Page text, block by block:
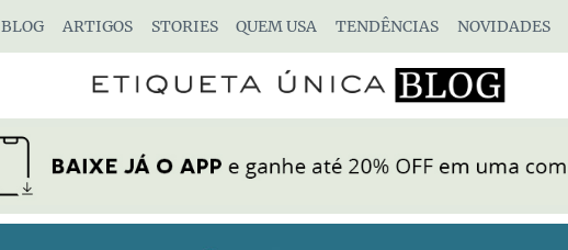
BLOG ARTIGOS STORIES QUEM USA TENDÊNCIAS NOVIDADES